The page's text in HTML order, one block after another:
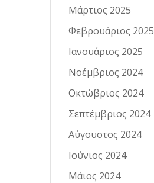
Μάρτιος 2025
Φεβρουάριος 2025
Ιανουάριος 2025
Νοέμβριος 2024
Οκτώβριος 2024
Σεπτέμβριος 2024
Αύγουστος 2024
Ιούνιος 2024
Μάιος 2024